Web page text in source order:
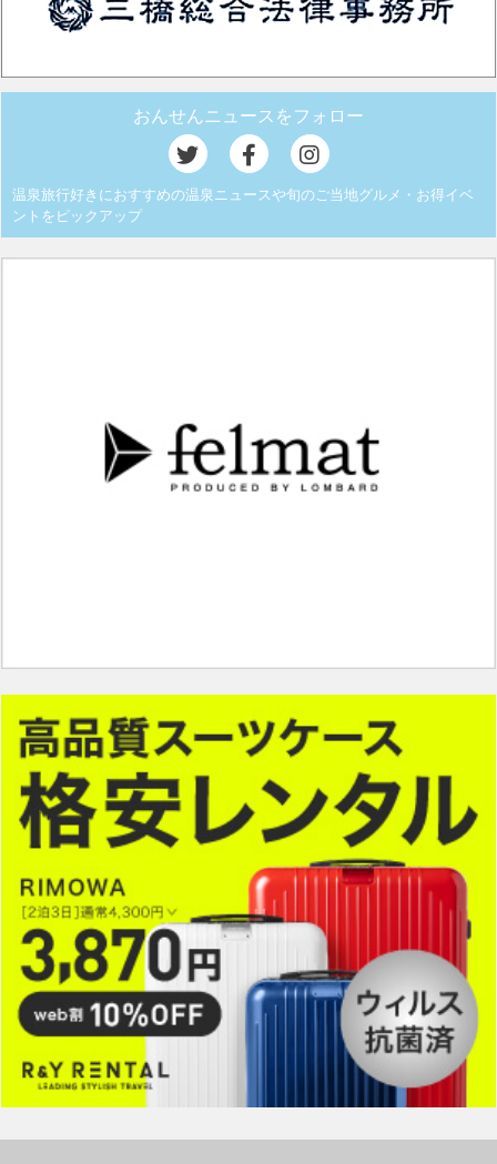
おんせんニュースをフォロー
温泉旅行好きにおすすめの温泉ニュースや旬のご当地グルメ・お得イベ
ントをピックアップ